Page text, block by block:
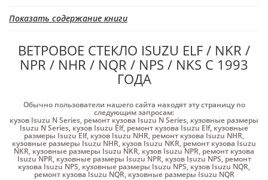
Показать содержание книги
ВЕТРОВОЕ СТЕКЛО ISUZU ELF / NKR /
NPR / NHR / NQR / NPS / NKS С 1993
ГОДА
Обычно пользователи нашего сайта находят эту страницу по
следующим запросам:
кузов Isuzu N Series, ремонт кузова Isuzu N Series, кузовные размеры
Isuzu N Series, кузов Isuzu Elf, ремонт кузова Isuzu Elf, кузовные
размеры Isuzu Elf, кузов Isuzu NHR, ремонт кузова Isuzu NHR,
кузовные размеры Isuzu NHR, кузов Isuzu NKR, ремонт кузова Isuzu
NKR, кузовные размеры Isuzu NKR, кузов Isuzu NPR, ремонт кузова
Isuzu NPR, кузовные размеры Isuzu NPR, кузов Isuzu NPS, ремонт
кузова Isuzu NPS, кузовные размеры Isuzu NPS, кузов Isuzu NQR,
ремонт кузова Isuzu NQR, кузовные размеры Isuzu NQR